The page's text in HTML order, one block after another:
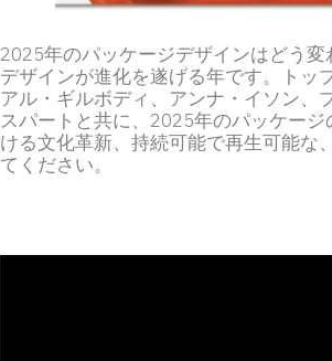
2025年のパッケージデザインはどう
デザインが進化を遂げる年です。トッ
アル・ギルボディ、アンナ・イソン、
スパートと共に、2025年のパッケー
ける文化革新、持続可能で再生可能な
てください。